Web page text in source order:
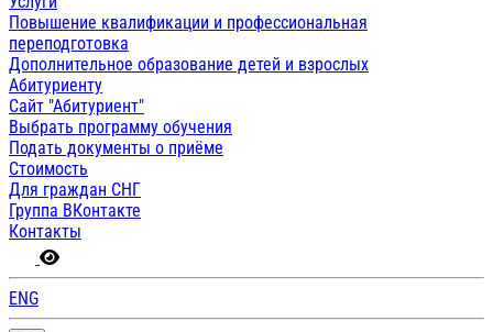
Повышение квалификации и профессиональная
переподготовка
Дополнительное образование детей и взрослых
Абитуриенту
Сайт "Абитуриент"
Выбрать программу обучения
Подать документы о приёме
Стоимость
Для граждан СНГ
Группа ВКонтакте
Контакты
ENG